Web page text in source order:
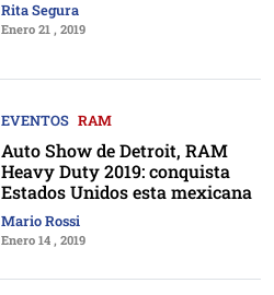
Rita Segura
Enero 21 , 2019
EVENTOS RAM
Auto Show de Detroit, RAM
Heavy Duty 2019: conquista
Estados Unidos esta mexicana
Mario Rossi
Enero 14 , 2019